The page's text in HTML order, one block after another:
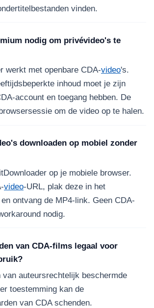
vinden.
nodig om privévideo's te
werkt met openbare CDA-video's.
inhoud moet je zijn
account en toegang hebben. De
om de video op te halen.
downloaden op mobiel zonder
op je mobiele browser.
video-URL, plak deze in het
ontvang de MP4-link. Geen CDA-
nodig.
van CDA-films legaal voor
van auteursrechtelijk beschermde
toestemming kan de
van CDA schenden.